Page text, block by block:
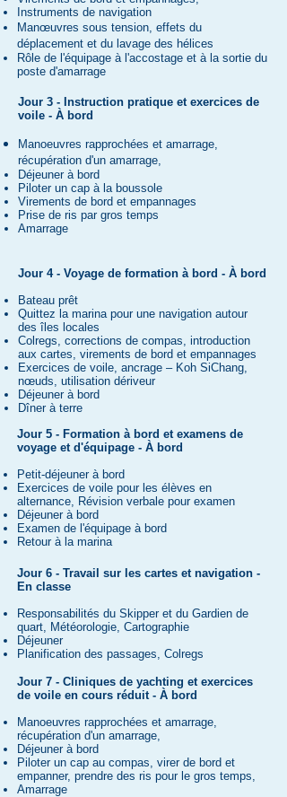
Instruments de navigation
Manœuvres sous tension, effets du
déplacement et du lavage des hélices
Rôle de l'équipage à l'accostage et à la sortie du
poste d'amarrage
Jour 3 - Instruction pratique et exercices de
voile - À bord
Manoeuvres rapprochées et amarrage,
récupération d'un amarrage,
Déjeuner à bord
Piloter un cap à la boussole
Virements de bord et empannages
Prise de ris par gros temps
Amarrage
Jour 4 - Voyage de formation à bord - À bord
Bateau prêt
Quittez la marina pour une navigation autour
des îles locales
Colregs, corrections de compas, introduction
aux cartes, virements de bord et empannages
Exercices de voile, ancrage – Koh SiChang,
nœuds, utilisation dériveur
Déjeuner à bord
Dîner à terre
Jour 5 - Formation à bord et examens de
voyage et d'équipage - À bord​
Petit-déjeuner à bord
Exercices de voile pour les élèves en
alternance, Révision verbale pour examen
Déjeuner à bord
Examen de l'équipage à bord
Retour à la marina
Jour 6 - Travail sur les cartes et navigation -
En classe
Responsabilités du Skipper et du Gardien de
quart, Météorologie, Cartographie
Déjeuner
Planification des passages, Colregs
Jour 7 - Cliniques de yachting et exercices
de voile en cours réduit - À bord
Manoeuvres rapprochées et amarrage,
récupération d'un amarrage,
Déjeuner à bord
Piloter un cap au compas, virer de bord et
empanner, prendre des ris pour le gros temps,
Amarrage